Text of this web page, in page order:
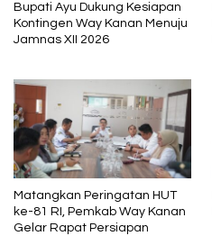
Bupati Ayu Dukung Kesiapan
Kontingen Way Kanan Menuju
Jamnas XII 2026
Matangkan Peringatan HUT
ke-81 RI, Pemkab Way Kanan
Gelar Rapat Persiapan